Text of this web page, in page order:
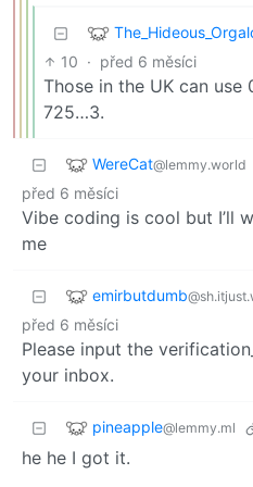
10 · před 6 měsíci
Those in the UK can use
725…3.
WereCat@lemmy.world
před 6 měsíci
Vibe coding is cool but I’ll
me
emirbutdumb
před 6 měsíci
Please input the
your inbox.
pineapple@lemmy.ml
he he I got it.